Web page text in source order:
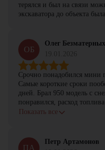
терялся и был на связи
экскаватора до объекта
ОБ
Олег Безматерных
Срочно понадобился мини
Самые короткие сроки
дней. Брал 950 модель с
понравился, расход
с задачами справляется.
Показать все
ПА
Петр Артамонов